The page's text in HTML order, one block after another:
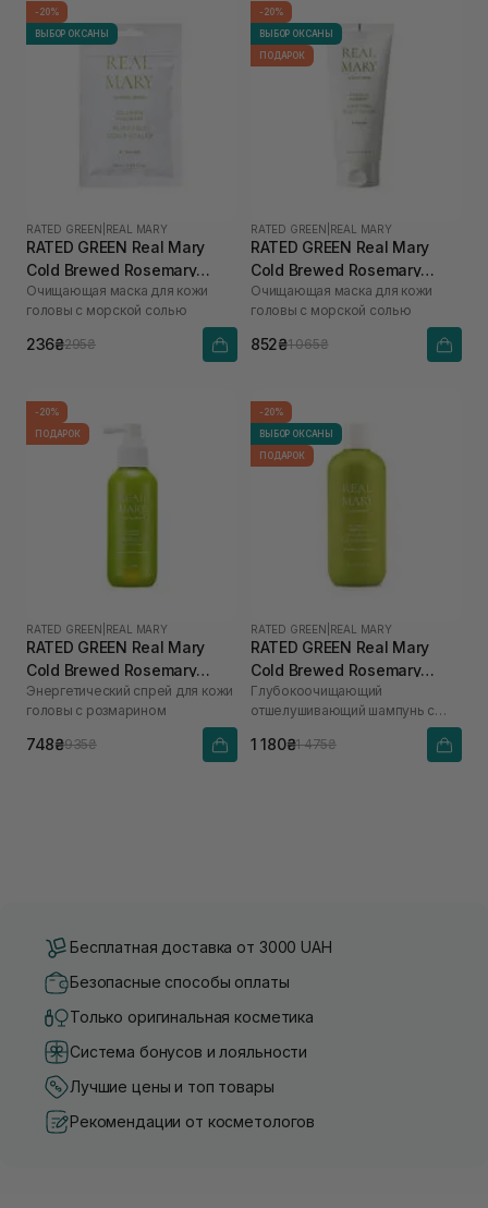
-20%
ВЫБОР ОКСАНЫ
RATED GREEN REAL MARY
RATED GREEN Real Mary
Cold Brewed Rosemary
Purifyng Scalp Scaler 50 мл
Очищающая маска для кожи
головы с морской солью
236₴295₴
-20%
ВЫБОР ОКСАНЫ
ПОДАРОК
RATED GREEN REAL MARY
RATED GREEN Real Mary
Cold Brewed Rosemary
Purifyng Scalp Scaler 200
мл
Очищающая маска для кожи
головы с морской солью
852₴1 065₴
-20%
ПОДАРОК
RATED GREEN REAL MARY
RATED GREEN Real Mary
Cold Brewed Rosemary
Energizing Scalp Spray 120
мл
Энергетический спрей для кожи
головы с розмарином
748₴935₴
-20%
ВЫБОР ОКСАНЫ
ПОДАРОК
RATED GREEN REAL MARY
RATED GREEN Real Mary
Cold Brewed Rosemary
Exfoliating Scalp Shampoo
400 ml
Глубокоочищающий
отшелушивающий шампунь с
1 180₴1 475₴
Бесплатная доставка от 3000 UAH
Безопасные способы оплаты
Только оригинальная косметика
Система бонусов и лояльности
Лучшие цены и топ товары
Рекомендации от косметологов